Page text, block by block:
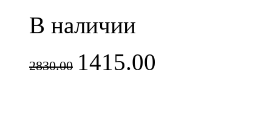
В наличии
2830.00 1415.00